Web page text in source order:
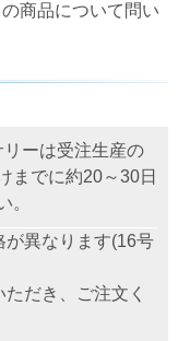
商品について問い
ーは受注生産の
までに約20～30日
。
が異なります(16号
だき、ご注文く